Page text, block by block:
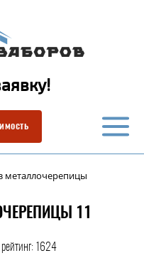
металлочерепицы
11
рейтинг: 1624